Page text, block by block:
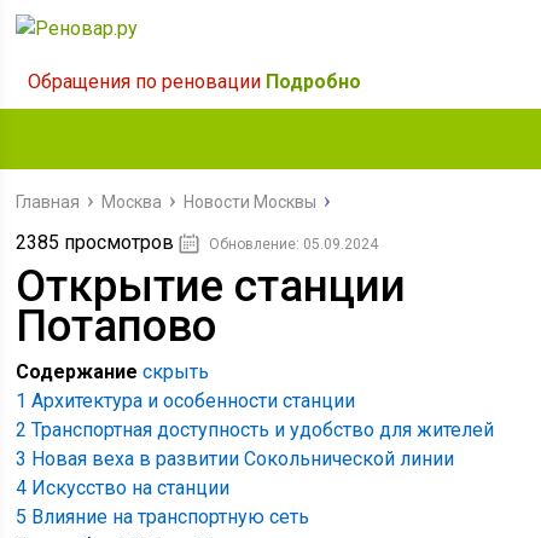
Обращения по реновации Подробно
Главная Москва Новости Москвы
2385 просмотров Обновление: 05.09.2024
Открытие станции
Потапово
Содержание скрыть
1 Архитектура и особенности станции
2 Транспортная доступность и удобство для жителей
3 Новая веха в развитии Сокольнической линии
4 Искусство на станции
5 Влияние на транспортную сеть